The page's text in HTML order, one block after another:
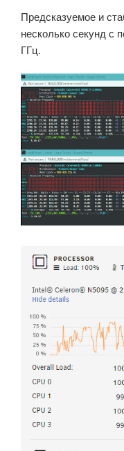
Предсказуемое и
несколько секунд
ГГц.